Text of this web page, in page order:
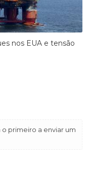
nos EUA e tensão
primeiro a enviar um